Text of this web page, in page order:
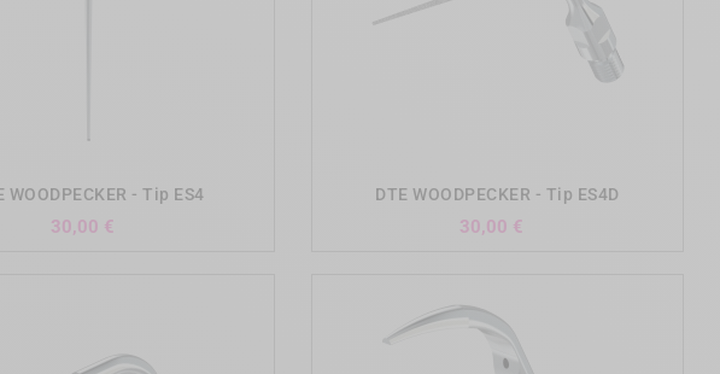
WOODPECKER - Tip ES4
30,00 €
DTE WOODPECKER - Tip ES4D
30,00 €